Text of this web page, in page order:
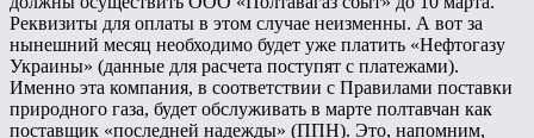
Реквизиты для оплаты в этом случае неизменны. А вот за
нынешний месяц необходимо будет уже платить «Нефтогазу
Украины» (данные для расчета поступят с платежами).
Именно эта компания, в соответствии с Правилами поставки
природного газа, будет обслуживать в марте полтавчан как
поставщик «последней надежды» (ППН). Это, напомним,